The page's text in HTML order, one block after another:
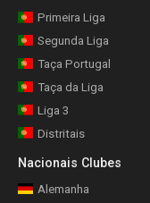
Primeira Liga
Segunda Liga
Taça Portugal
Taça da Liga
Liga 3
Distritais
Nacionais Clubes
Alemanha